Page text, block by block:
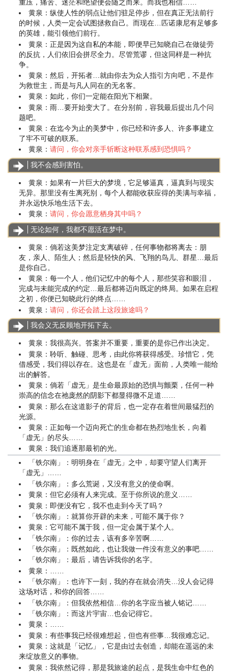
重压，痛苦、迷茫和绝望便会随之而来。而我也相信……
黄泉：纵使人性的弱点让他们驻足停步，但在真正无法前行
的时候，人类一定会试图拯救自己。而现在…匹诺康尼有足够多
的英雄，能引领他们前行。
黄泉：正是因为这自私的本能，即便早已知晓自己在做徒劳
的反抗，人们依旧会拼尽全力。尽管荒谬，但这同样是一种抗
争。
黄泉：然后，开拓者…就由你去为众人指引方向吧，不是作
为救世主，而是与凡人同在的无名客。
黄泉：如此，你们一定能在阳光下相聚。
黄泉：雨…要开始变大了。在分别前，容我最后提出几个问
题吧。
黄泉：在迄今为止的美梦中，你已经和许多人、许多事建立
了牢不可破的联系。
黄泉：请问，你会对亲手斩断这种联系感到恐惧吗？
我不会感到害怕。
黄泉：如果有一片巨大的梦境，它足够逼真，逼真到与现实
无异。那里没有生离死别，每个人都能收获应得的美满与幸福，
并永远快乐地生活下去。
黄泉：请问，你会愿意栖身其中吗？
无论如何，我都不愿活在梦中。
黄泉：倘若这美梦注定支离破碎，任何事物都将离去：朋
友，亲人、陌生人；然后是轻快的风、飞翔的鸟儿、群星…最后
是你自己。
黄泉：每一个人，他们记忆中的每个人，那些笑容和眼泪，
完成与未能完成的约定…最后都将迈向既定的终局。如果在启程
之初，你便已知晓此行的终点……
黄泉：请问，你还会踏上这段旅途吗？
我会义无反顾地开拓下去。
黄泉：我很高兴。答案并不重要，重要的是你已作出决定。
黄泉：聆听、触碰、思考，由此你将获得感受。珍惜它，凭
借感受，我们得以存在。这也是在「虚无」面前，人类唯一能给
出的解答。
黄泉：倘若「虚无」是生命最原始的恐惧与颤栗，任何一种
崇高的信念在祂庞然的阴影下都显得微不足道……
黄泉：那么在这道影子的背后，也一定存在着世间最猛烈的
光源。
黄泉：正如每一个迈向死亡的生命都在热烈地生长，向着
「虚无」的尽头……
黄泉：我们追逐那最初的光。
「铁尔南」：明明身在「虚无」之中，却要守望人们离开
「虚无」……
「铁尔南」：多么荒诞，又没有意义的使命啊。
黄泉：但它必须有人来完成。至于你所说的意义……
黄泉：即便没有它，我不也走到今天了吗？
「铁尔南」：就算你开辟的未来，可能不属于你？
黄泉：它可能不属于我，但一定会属于某个人。
「铁尔南」：你的过去，该有多辛苦啊……
「铁尔南」：既然如此，也让我做一件没有意义的事吧……
「铁尔南」：最后，请告诉我你的名字。
黄泉：……
「铁尔南」：也许下一刻，我的存在就会消失…没人会记得
这场对话，和你的回答……
「铁尔南」：但我依然相信…你的名字应当被人铭记……
「铁尔南」：而这片宇宙…也会记得它。
黄泉：……
黄泉：有些事我已经很难想起，但也有些事…我很难忘记。
黄泉：这就是「记忆」，它是由过去创造，却能在遥远的未
来绽放意义的事物。
黄泉：我依然记得，那是我旅途的起点，是我生命中红色的